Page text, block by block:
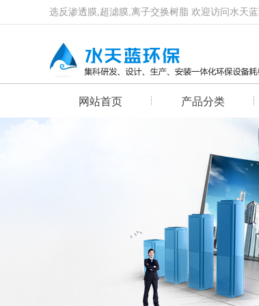
选反渗透膜,超滤膜,离子交换树脂 欢迎访问水天
网站首页 产品分类